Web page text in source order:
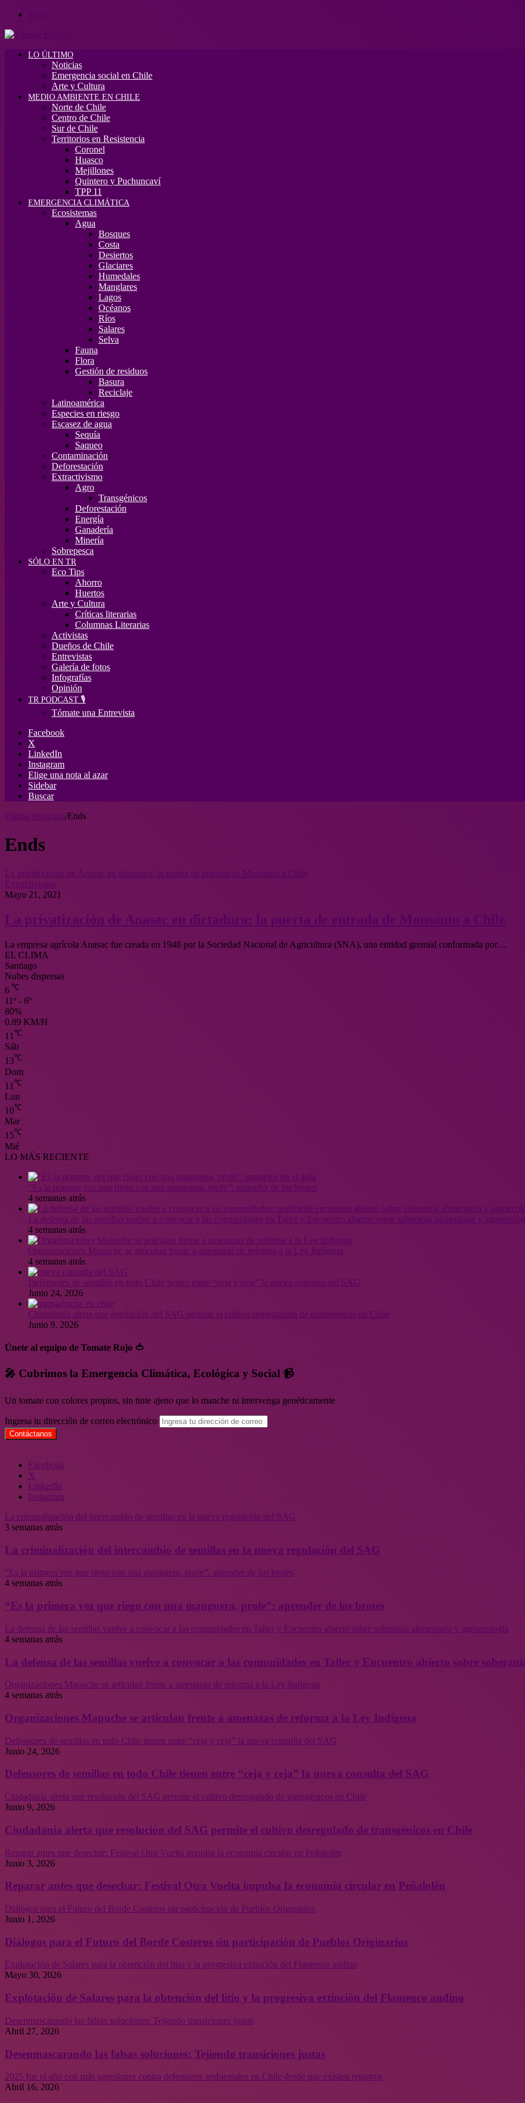
LO ÚLTIMO
Noticias
Emergencia social en Chile
Arte y Cultura
MEDIO AMBIENTE EN CHILE
Norte de Chile
Centro de Chile
Sur de Chile
Territorios en Resistencia
Coronel
Huasco
Mejillones
Quintero y Puchuncaví
TPP 11
EMERGENCIA CLIMÁTICA
Ecosistemas
Agua
Bosques
Costa
Desiertos
Glaciares
Humedales
Manglares
Lagos
Océanos
Ríos
Salares
Selva
Fauna
Flora
Gestión de residuos
Basura
Reciclaje
Latinoamérica
Especies en riesgo
Escasez de agua
Sequía
Saqueo
Contaminación
Deforestación
Extractivismo
Agro
Transgénicos
Deforestación
Energía
Ganadería
Minería
Sobrepesca
SÓLO EN TR
Eco Tips
Ahorro
Huertos
Arte y Cultura
Críticas literarias
Columnas Literarias
Activistas
Dueños de Chile
Entrevistas
Galería de fotos
Infografías
Opinión
TR PODCAST 🎙️
Tómate una Entrevista
Facebook
X
LinkedIn
Instagram
Elige una nota al azar
Sidebar
Buscar
Página Principal /Ends
Ends
Extractivismo
Mayo 21, 2021
La privatización de Anasac en dictadura: la puerta de entrada de Monsanto a Chile
La empresa agrícola Anasac fue creada en 1948 por la Sociedad Nacional de Agricultura (SNA), una entidad gremial conformada por…
EL CLIMA
Santiago
Nubes dispersas
6 ℃
11º - 6º
80%
0.89 KM/H
11 ℃
Sáb
13℃
Dom
11 ℃
Lun
10℃
Mar
15℃
Mié
LO MÁS RECIENTE
“Es la primera vez que riego con una manguera, profe”: aprender de los brotes
4 semanas atrás
La defensa de las semillas vuelve a convocar a las comunidades en Taller y Encuentro abierto sobre soberanía alimentaria y
4 semanas atrás
Organizaciones Mapuche se articulan frente a amenazas de reforma a la Ley Indígena
4 semanas atrás
Defensores de semillas en todo Chile tienen entre “ceja y ceja” la nueva consulta del SAG
Junio 24, 2026
Ciudadanía alerta que resolución del SAG permite el cultivo desregulado de transgénicos en Chile
Junio 9, 2026
Únete al equipo de Tomate Rojo 🍅
🎤 Cubrimos la Emergencia Climática, Ecológica y Social 📹
Un tomate con colores propios, sin tinte ajeno que lo manche ni intervenga genéticamente
Ingresa tu dirección de correo electrónico
Facebook
X
LinkedIn
Instagram
La criminalización del intercambio de semillas en la nueva regulación del SAG
3 semanas atrás
La criminalización del intercambio de semillas en la nueva regulación del SAG
“Es la primera vez que riego con una manguera, profe”: aprender de los brotes
4 semanas atrás
“Es la primera vez que riego con una manguera, profe”: aprender de los brotes
La defensa de las semillas vuelve a convocar a las comunidades en Taller y Encuentro abierto sobre soberanía alimentaria y agroecología
4 semanas atrás
La defensa de las semillas vuelve a convocar a las comunidades en Taller y Encuentro abierto sobre
Organizaciones Mapuche se articulan frente a amenazas de reforma a la Ley Indígena
4 semanas atrás
Organizaciones Mapuche se articulan frente a amenazas de reforma a la Ley Indígena
Defensores de semillas en todo Chile tienen entre “ceja y ceja” la nueva consulta del SAG
Junio 24, 2026
Defensores de semillas en todo Chile tienen entre “ceja y ceja” la nueva consulta del SAG
Ciudadanía alerta que resolución del SAG permite el cultivo desregulado de transgénicos en Chile
Junio 9, 2026
Ciudadanía alerta que resolución del SAG permite el cultivo desregulado de transgénicos en Chile
Reparar antes que desechar: Festival Otra Vuelta impulsa la economía circular en Peñalolén
Junio 3, 2026
Reparar antes que desechar: Festival Otra Vuelta impulsa la economía circular en Peñalolén
Diálogos para el Futuro del Borde Costeros sin participación de Pueblos Originarios
Junio 1, 2026
Diálogos para el Futuro del Borde Costeros sin participación de Pueblos Originarios
Explotación de Salares para la obtención del litio y la progresiva extinción del Flamenco andino
Mayo 30, 2026
Explotación de Salares para la obtención del litio y la progresiva extinción del Flamenco andino
Desenmascarando las falsas soluciones: Tejiendo transiciones justas
Abril 27, 2026
Desenmascarando las falsas soluciones: Tejiendo transiciones justas
2025 fue el año con más agresiones contra defensores ambientales en Chile desde que existen registros
Abril 16, 2026